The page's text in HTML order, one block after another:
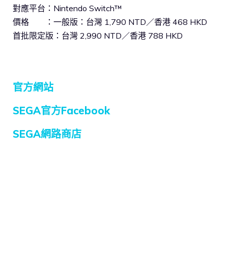
對應平台：Nintendo Switch™
價格 ：一般版：台灣 1,790 NTD／香港 468 HKD
首批限定版：台灣 2,990 NTD／香港 788 HKD
官方網站
SEGA官方Facebook
SEGA網路商店